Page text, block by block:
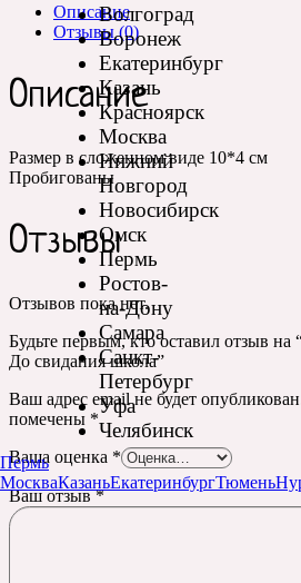
Волгоград
Воронеж
Екатеринбург
Казань
Красноярск
Москва
Нижний
Новгород
Новосибирск
Омск
Пермь
Ростов-
на-Дону
Самара
Санкт-
Петербург
Уфа
Челябинск
Пермь
МоскваКазаньЕкатеринбургТюмень
Описание
Отзывы (0)
Описание
Размер в сложенном виде 10*4 см
Пробигованы
Отзывы
Отзывов пока нет.
Будьте первым, кто оставил отзыв на
До свидания школа”
Ваш адрес email не будет
помечены *
Ваша оценка *
Ваш отзыв*